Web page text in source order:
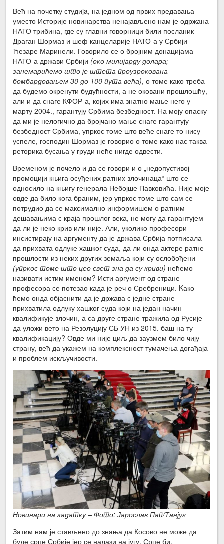
Већ на почетку студиja, на једном од првих предавања
уместо Историје новинарства ненајављено нам је одржана
НАТО трибина, где су главни говорници били посланик
Драган Шормаз и шеф канцеларије НАТО-а у Србији
Ћезаре Маринели. Говорило се о бројним донацијама
НАТО-а држави Србији (око милијарду долара;
занемарићемо што је штета проузрокована
бомбардовањем 30 до 100 пута већа), о томе како треба
да будемо окренути будућности, а не оковани прошлошћу,
али и да снаге КФОР-а, којих има знатно мање него у
марту 2004., гарантују Србима безбедност. На моју опаску
да ми је нелогично да бројчано мање снаге гарантују
безбедност Србима, упркос томе што веће снаге то нису
успеле, господин Шормаз је говорио о томе како нас таква
реторика бусања у груди неће нигде одвести.
Временом је почело и да се говори и о „недопустивој
промоцији књига осуђених ратних злочинаца“ што се
односило на књигу генерала Небојше Павковића. Није моје
овде да било кога браним, јер упркос томе што сам се
потрудио да се максимално информишем о ратним
дешавањима с краја прошлог века, не могу да гарантујем
да ли је неко крив или није. Али, уколико професори
инсистирају на аргументу да је држава Србија потписала
да прихвата одлуке хашког суда, да ли онда актере ратне
прошлости из неких других земаља који су ослобођени
(упркос томе што цео свет зна да су криви) нећемо
називати истим именом? Исти аргумент од стране
професора се потезао када је реч о Сребреници. Kако
ћемо онда објаснити да је држава с једне стране
прихватила одлуку хашког суда који на један начин
квалификује злочин, а са друге стране тражила од Русије
да уложи вето на Резолуцију СБ УН из 2015. баш на ту
квалификацију? Овде ми није циљ да заузмем било чију
страну, већ да укажем на комплексност тумачења догађаја
и проблем искључивости.
Новинари на задатку – Фото: Јарослав Пап/Танјуг
Затим нам је стављено до знања да Косово не може да
буде срце Србије јер се налази на југу. Срце би,